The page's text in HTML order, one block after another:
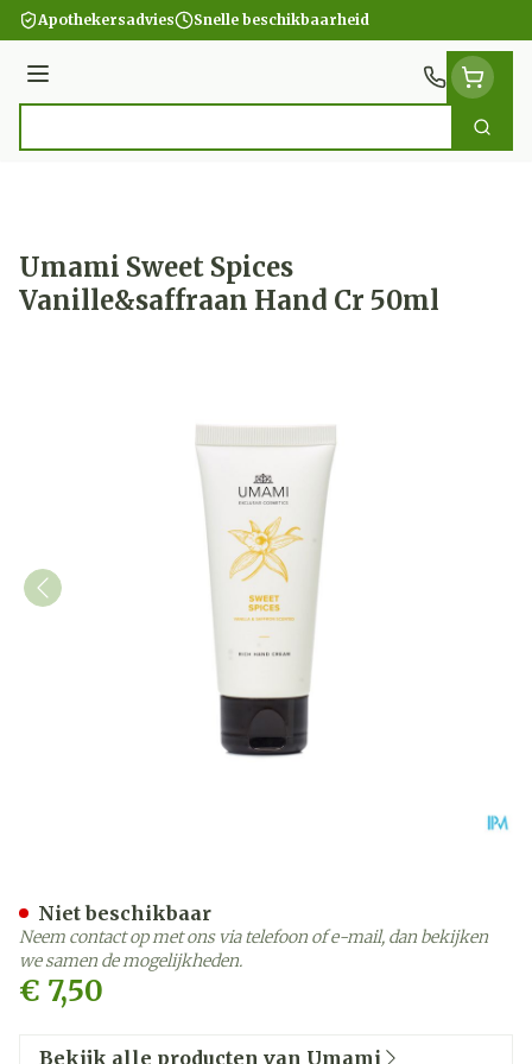
Ga naar de inhoud
Apothekersadvies Snelle beschikbaarheid
Menu
Zoek
Umami Sweet Spices
Vanille&saffraan Hand Cr 50ml
€ 7,50
Niet beschikbaar
Neem contact op met ons via telefoon of e-mail, dan bekijken
we samen de mogelijkheden.
Bekijk alle producten van Umami